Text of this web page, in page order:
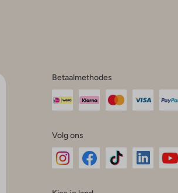
Betaalmethodes
Volg ons